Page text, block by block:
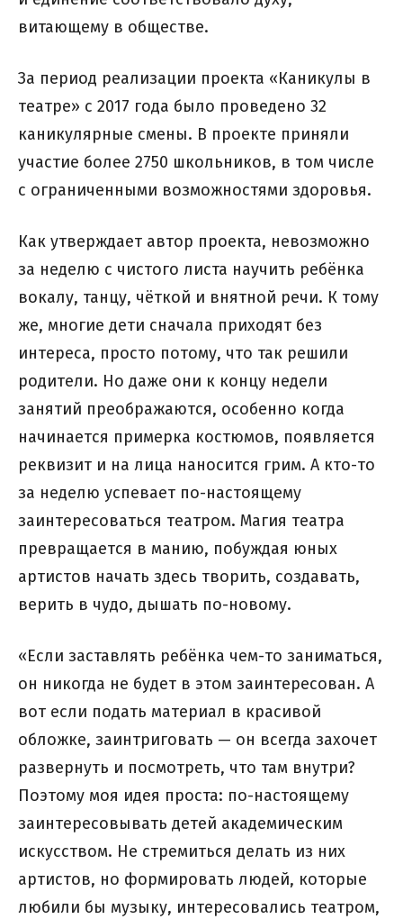
витающему в обществе.
За период реализации проекта «Каникулы в
театре» с 2017 года было проведено 32
каникулярные смены. В проекте приняли
участие более 2750 школьников, в том числе
с ограниченными возможностями здоровья.
Как утверждает автор проекта, невозможно
за неделю с чистого листа научить ребёнка
вокалу, танцу, чёткой и внятной речи. К тому
же, многие дети сначала приходят без
интереса, просто потому, что так решили
родители. Но даже они к концу недели
занятий преображаются, особенно когда
начинается примерка костюмов, появляется
реквизит и на лица наносится грим. А кто-то
за неделю успевает по-настоящему
заинтересоваться театром. Магия театра
превращается в манию, побуждая юных
артистов начать здесь творить, создавать,
верить в чудо, дышать по-новому.
«Если заставлять ребёнка чем-то заниматься,
он никогда не будет в этом заинтересован. А
вот если подать материал в красивой
обложке, заинтриговать — он всегда захочет
развернуть и посмотреть, что там внутри?
Поэтому моя идея проста: по-настоящему
заинтересовывать детей академическим
искусством. Не стремиться делать из них
артистов, но формировать людей, которые
любили бы музыку, интересовались театром,